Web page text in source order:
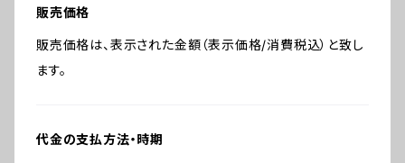
販売価格
販売価格は、表示された金額（表示価格/消費税込）と致し
ます。
代金の支払方法・時期